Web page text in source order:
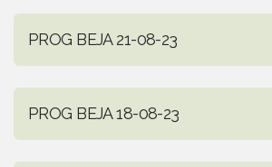
PROG BEJA 21-08-23
PROG BEJA 18-08-23